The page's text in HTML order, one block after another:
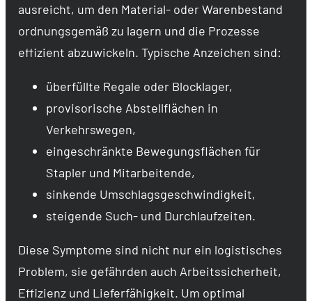
ausreicht, um den Material- oder Warenbestand
ordnungsgemäß zu lagern und die Prozesse
effizient abzuwickeln. Typische Anzeichen sind:
überfüllte Regale oder Blocklager,
provisorische Abstellflächen in
Verkehrswegen,
eingeschränkte Bewegungsflächen für
Stapler und Mitarbeitende,
sinkende Umschlagsgeschwindigkeit,
steigende Such- und Durchlaufzeiten.
Diese Symptome sind nicht nur ein logistisches
Problem, sie gefährden auch Arbeitssicherheit,
Effizienz und Lieferfähigkeit. Um optimal